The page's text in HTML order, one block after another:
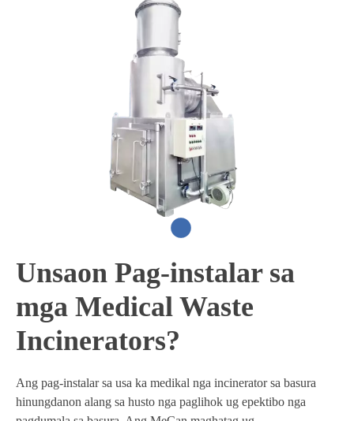
Unsaon Pag-instalar sa
mga Medical Waste
Incinerators?
Ang pag-instalar sa usa ka medikal nga incinerator sa basura
hinungdanon alang sa husto nga paglihok ug epektibo nga